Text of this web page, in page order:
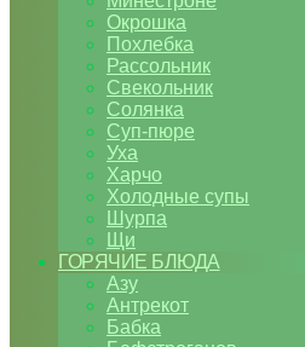
Окрошка
Похлебка
Рассольник
Свекольник
Солянка
Суп-пюре
Уха
Харчо
Холодные супы
Шурпа
Щи
ГОРЯЧИЕ БЛЮДА
Азу
Антрекот
Бабка